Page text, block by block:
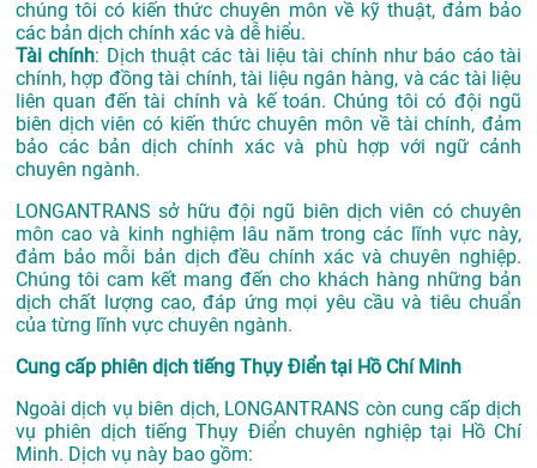
chúng tôi có kiến thức chuyên môn về kỹ thuật, đảm bảo
các bản dịch chính xác và dễ hiểu.
Tài chính: Dịch thuật các tài liệu tài chính như báo cáo tài
chính, hợp đồng tài chính, tài liệu ngân hàng, và các tài liệu
liên quan đến tài chính và kế toán. Chúng tôi có đội ngũ
biên dịch viên có kiến thức chuyên môn về tài chính, đảm
bảo các bản dịch chính xác và phù hợp với ngữ cảnh
chuyên ngành.
LONGANTRANS sở hữu đội ngũ biên dịch viên có chuyên
môn cao và kinh nghiệm lâu năm trong các lĩnh vực này,
đảm bảo mỗi bản dịch đều chính xác và chuyên nghiệp.
Chúng tôi cam kết mang đến cho khách hàng những bản
dịch chất lượng cao, đáp ứng mọi yêu cầu và tiêu chuẩn
của từng lĩnh vực chuyên ngành.
Cung cấp phiên dịch tiếng Thụy Điển tại Hồ Chí Minh
Ngoài dịch vụ biên dịch, LONGANTRANS còn cung cấp dịch
vụ phiên dịch tiếng Thụy Điển chuyên nghiệp tại Hồ Chí
Minh. Dịch vụ này bao gồm: